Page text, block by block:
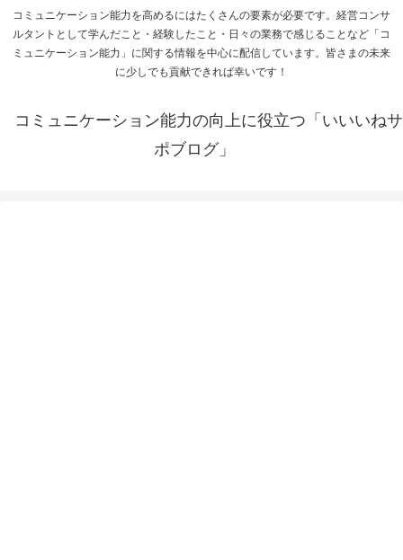
コミュニケーション能力を高めるにはたくさんの要素が必要です。経営コンサ
ルタントとして学んだこと・経験したこと・日々の業務で感じることなど「コ
ミュニケーション能力」に関する情報を中心に配信しています。皆さまの未来
に少しでも貢献できれば幸いです！
コミュニケーション能力の向上に役立つ「いいいねサ
ポブログ」